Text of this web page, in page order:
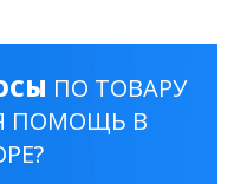
ПО ТОВАРУ
ПОМОЩЬ В